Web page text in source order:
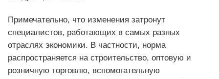
Примечательно, что изменения затронут
специалистов, работающих в самых разных
отраслях экономики. В частности, норма
распространяется на строительство, оптовую и
розничную торговлю, вспомогательную